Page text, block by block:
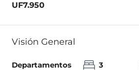
UF7.950
Visión General
Departamentos
3